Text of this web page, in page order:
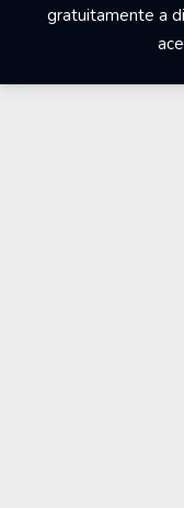
gratuitamente a